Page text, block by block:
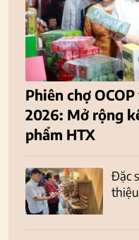
Phiên chợ
2026: Mở rộng
phẩm HTX
Đặc